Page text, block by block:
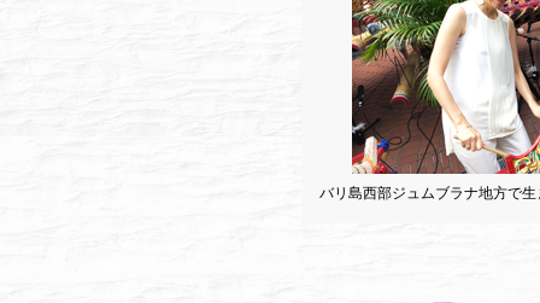
バリ島西部ジュムブラナ地方で